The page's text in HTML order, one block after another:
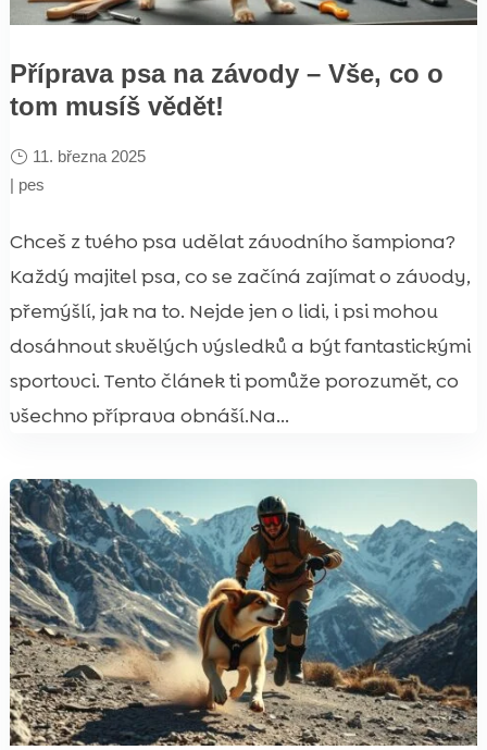
Příprava psa na závody – Vše, co o
tom musíš vědět!
11. března 2025
| pes
Chceš z tvého psa udělat závodního šampiona?
Každý majitel psa, co se začíná zajímat o závody,
přemýšlí, jak na to. Nejde jen o lidi, i psi mohou
dosáhnout skvělých výsledků a být fantastickými
sportovci. Tento článek ti pomůže porozumět, co
všechno příprava obnáší.Na...